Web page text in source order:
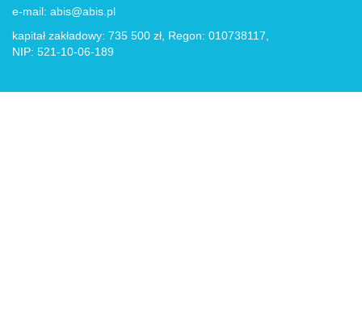
e-mail: abis@abis.pl
kapitał zakładowy: 735 500 zł, Regon: 010738117,
NIP: 521-10-06-189